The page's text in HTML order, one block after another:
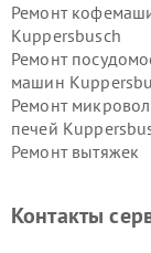
Ремонт
Kuppersbusch
Ремонт
машин
Ремонт
печей
Ремонт вытяжек
Kuppersbusch
Контакты